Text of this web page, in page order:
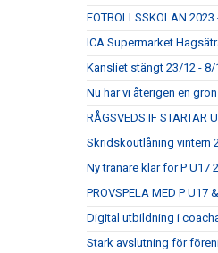
FOTBOLLSSKOLAN
ICA Supermarket
Kansliet stängt 23/12 - 8/
Nu har vi återigen en
RÅGSVEDS IF STARTAR
Skridskoutlåning vintern
Ny tränare klar för P U17
PROVSPELA MED P U17
Digital utbildning i
Stark avslutning för